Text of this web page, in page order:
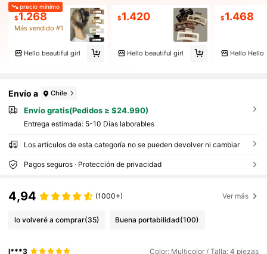
precio mínimo
$1.268
Más vendido #1
Hello beautiful girl
$1.420
Hello beautiful girl
$1.468
Hello Hello
Envío a Chile
Envío gratis(Pedidos ≥ $24.990)
Entrega estimada: 5-10 Días laborables
Los artículos de esta categoría no se pueden devolver ni cambiar
Pagos seguros · Protección de privacidad
4,94 (1000+) Ver más
lo volveré a comprar(35) Buena portabilidad(100)
l***3 Color: Multicolor / Talla: 4 piezas